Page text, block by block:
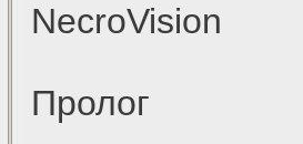
NecroVision
Пролог